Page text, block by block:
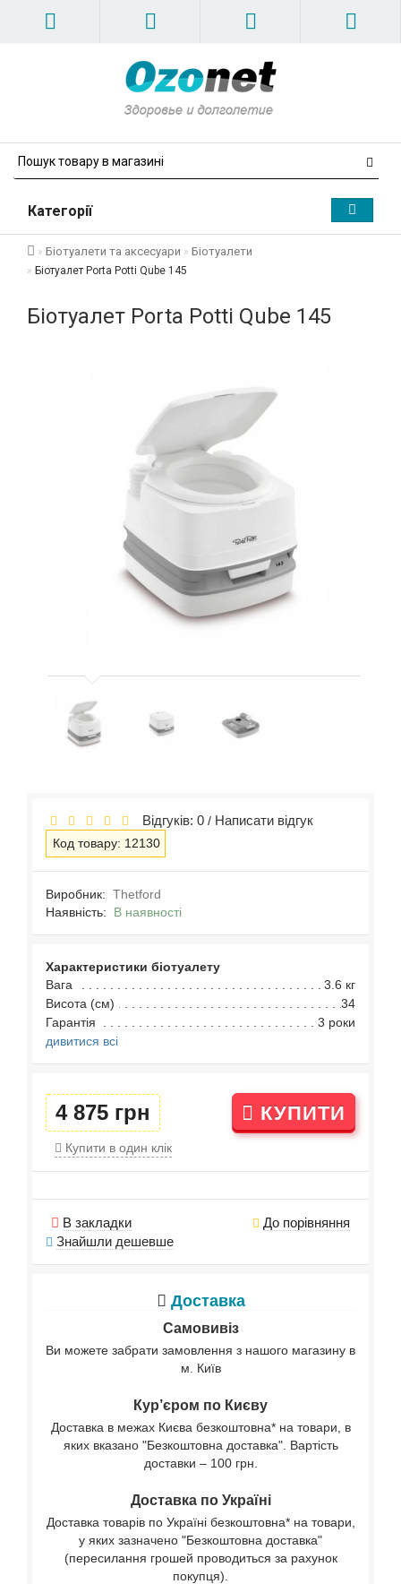
Категорії
Біотуалети та аксесуари Біотуалети
Біотуалет Porta Potti Qube 145
Біотуалет Porta Potti Qube 145
Відгуків: 0 / Написати відгук
Код товару: 12130
Виробник: Thetford
Наявність: В наявності
Характеристики біотуалету
Вага
3.6 кг
Висота (см)
34
Гарантія
3 роки
дивитися всі
4 875 грн КУПИТИ
Купити в один клік
В закладки
До порівняння
Знайшли дешевше
Доставка
Самовивіз
Ви можете забрати замовлення з нашого магазину в
м. Київ
Кур’єром по Києву
Доставка в межах Києва безкоштовна* на товари, в
яких вказано "Безкоштовна доставка". Вартість
доставки – 100 грн.
Доставка по Україні
Доставка товарів по Україні безкоштовна* на товари,
у яких зазначено "Безкоштовна доставка"
(пересилання грошей проводиться за рахунок
покупця).